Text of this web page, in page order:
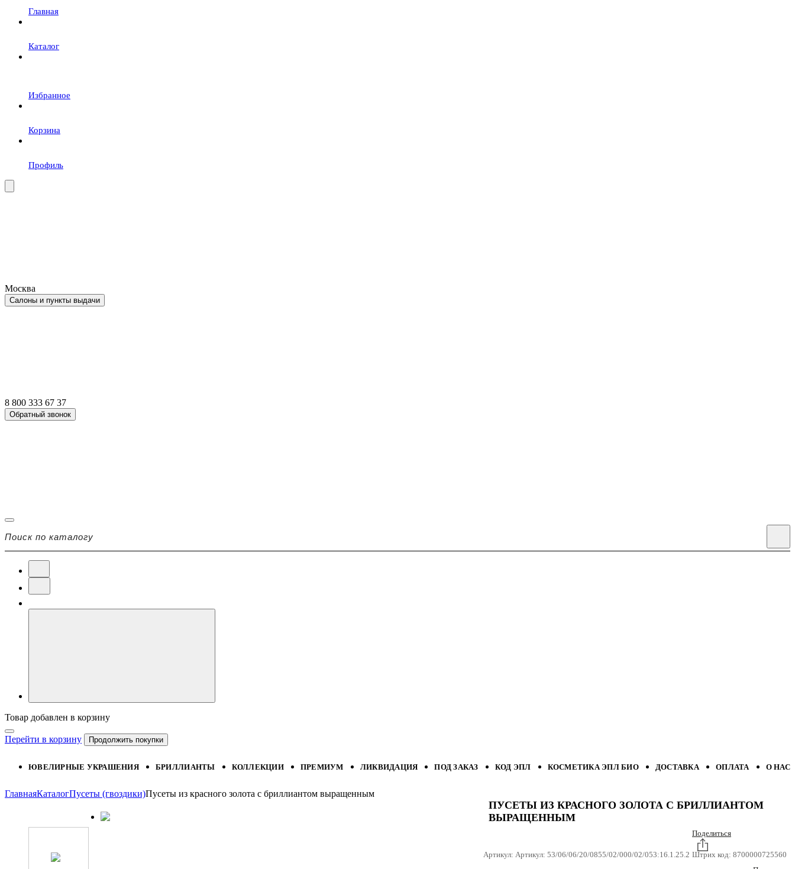
Главная
Каталог
Избранное
Корзина
Профиль
Москва
Салоны и пункты выдачи
8 800 333 67 37
Обратный звонок
Товар добавлен в корзину
Перейти в корзину Продолжить покупки
ЮВЕЛИРНЫЕ УКРАШЕНИЯ БРИЛЛИАНТЫ КОЛЛЕКЦИИ ПРЕМИУМ ЛИКВИДАЦИЯ ПОД ЗАКАЗ КОД ЭПЛ КОСМЕТИКА ЭПЛ БИО ДОСТАВКА ОПЛАТА О НАС
ГлавнаяКаталогПусеты (гвоздики)Пусеты из красного золота с бриллиантом выращенным
ПУСЕТЫ ИЗ КРАСНОГО ЗОЛОТА С БРИЛЛИАНТОМ
ВЫРАЩЕННЫМ
Артикул: Артикул: 53/06/06/20/0855/02/000/02/053:16.1.25.2
Поделиться
Штрих код: 8700000725560